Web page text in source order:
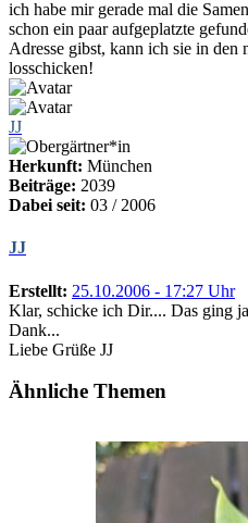
ich habe mir gerade mal die
schon ein paar aufgeplatzte
Adresse gibst, kann ich sie in den
losschicken!
JJ
Herkunft: München
Beiträge: 2039
Dabei seit: 03 / 2006
JJ
Erstellt: 25.10.2006 - 17:27 Uhr
Klar, schicke ich Dir.... Das ging
Dank...
Liebe Grüße JJ
Ähnliche Themen